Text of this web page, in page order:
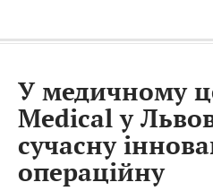
У медичному
Medical у
сучасну
операційну